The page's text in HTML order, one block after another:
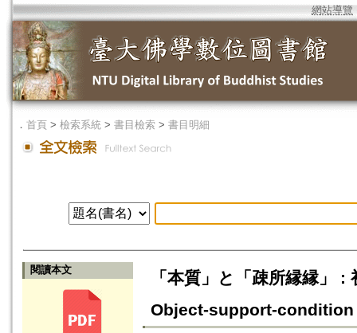
網站導覽
． 首頁 > 檢索系統 > 書目檢索 > 書目明細
閱讀本文
「本質」と「疎所縁縁」
Object-support-